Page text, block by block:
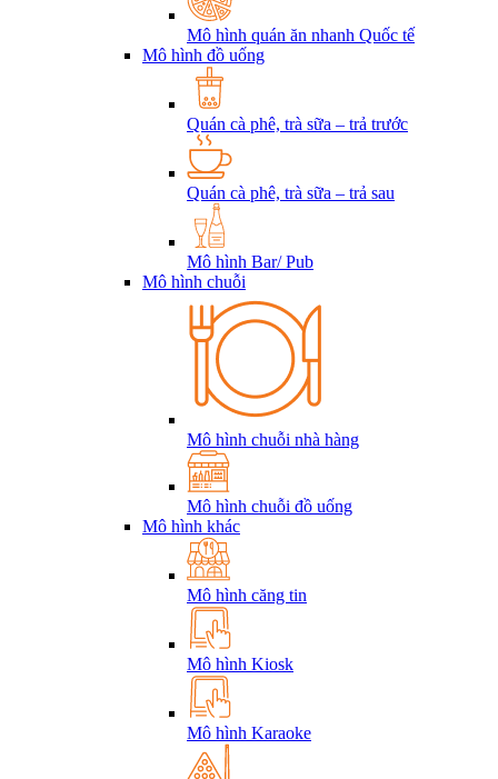
Mô hình quán ăn nhanh Quốc tế
Mô hình đồ uống
Quán cà phê, trà sữa – trả trước
Quán cà phê, trà sữa – trả sau
Mô hình Bar/ Pub
Mô hình chuỗi
Mô hình chuỗi nhà hàng
Mô hình chuỗi đồ uống
Mô hình khác
Mô hình căng tin
Mô hình Kiosk
Mô hình Karaoke